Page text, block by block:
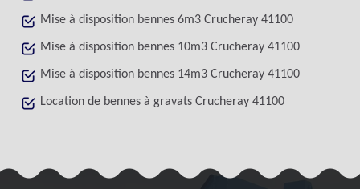
Mise à disposition bennes 6m3 Crucheray 41100
Mise à disposition bennes 10m3 Crucheray 41100
Mise à disposition bennes 14m3 Crucheray 41100
Location de bennes à gravats Crucheray 41100